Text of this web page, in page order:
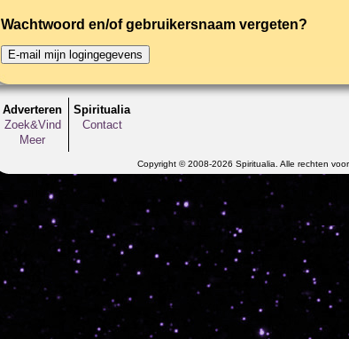
Wachtwoord en/of gebruikersnaam vergeten?
Adverteren
Zoek&Vind
Meer
Spiritualia
Contact
Copyright © 2008-2026 Spiritualia. Alle rechten